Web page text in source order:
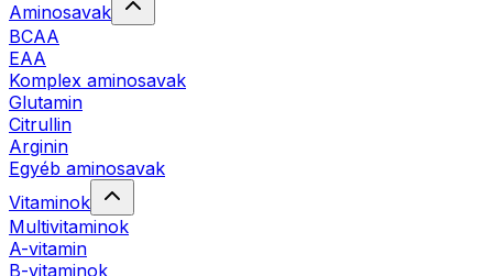
Aminosavak
BCAA
EAA
Komplex aminosavak
Glutamin
Citrullin
Arginin
Egyéb aminosavak
Vitaminok
Multivitaminok
A-vitamin
B-vitaminok